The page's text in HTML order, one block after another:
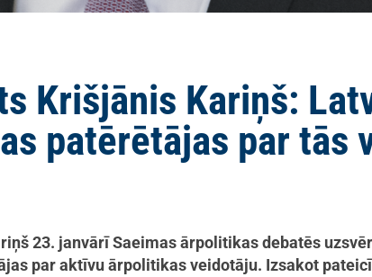
Krišjānis Kariņš:
patērētājas par tās
23. janvārī Saeimas ārpolitikas debatēs
par aktīvu ārpolitikas veidotāju. Izsakot